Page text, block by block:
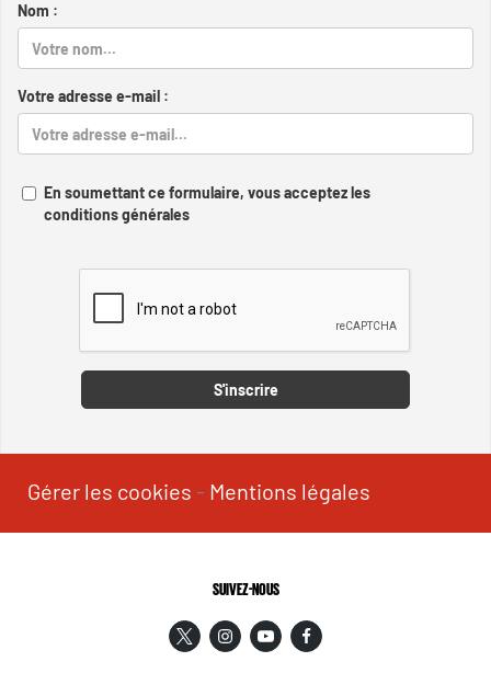
Nom :
Votre adresse e-mail :
En soumettant ce formulaire, vous acceptez les
conditions générales
S'inscrire
Gérer les cookies - Mentions légales
SUIVEZ-NOUS